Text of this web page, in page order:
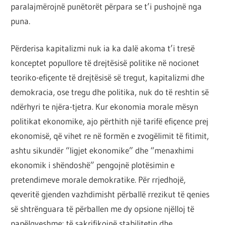
paralajmërojnë punëtorët përpara se t’i pushojnë nga
puna.
Përderisa kapitalizmi nuk ia ka dalë akoma t’i tresë
konceptet popullore të drejtësisë politike në nocionet
teoriko-efiçente të drejtësisë së tregut, kapitalizmi dhe
demokracia, ose tregu dhe politika, nuk do të reshtin së
ndërhyri te njëra-tjetra. Kur ekonomia morale mësyn
politikat ekonomike, ajo përthith një tarifë efiçence prej
ekonomisë, që vihet re në formën e zvogëlimit të fitimit,
ashtu sikundër “ligjet ekonomike” dhe “menaxhimi
ekonomik i shëndoshë” pengojnë plotësimin e
pretendimeve morale demokratike. Për rrjedhojë,
qeveritë gjenden vazhdimisht përballë rrezikut të qenies
së shtrënguara të përballen me dy opsione njëlloj të